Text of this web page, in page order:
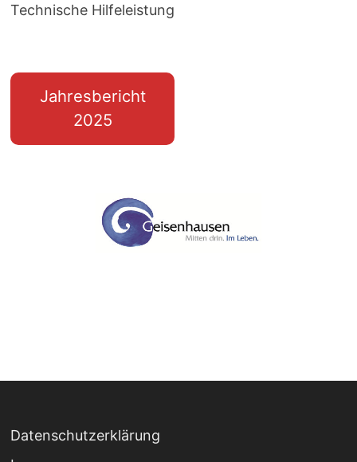
Technische Hilfeleistung
Jahresbericht
2025
Datenschutzerklärung